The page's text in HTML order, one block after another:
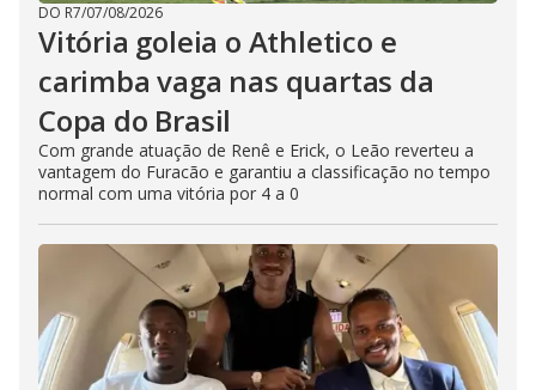
DO R7/07/08/2026
Vitória goleia o Athletico e
carimba vaga nas quartas da
Copa do Brasil
Com grande atuação de Renê e Erick, o Leão reverteu a
vantagem do Furacão e garantiu a classificação no tempo
normal com uma vitória por 4 a 0